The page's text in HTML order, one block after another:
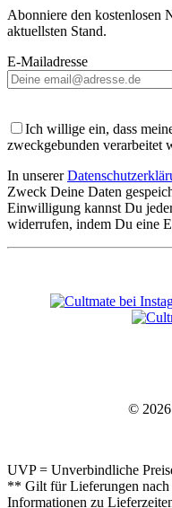
Abonniere den kostenlosen
aktuellsten Stand.
E-Mailadresse
Ich willige ein, dass
zweckgebunden verarbeitet
In unserer
Zweck Deine Daten
Einwilligung kannst Du
widerrufen, indem Du eine
© 2026
UVP = Unverbindliche
** Gilt für Lieferungen nach
Informationen zu